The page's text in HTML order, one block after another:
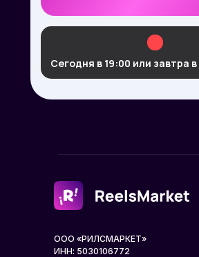
Сегодня в 19:00 или завтра
ООО «РИЛСМАРКЕТ»
ИНН: 5030106772